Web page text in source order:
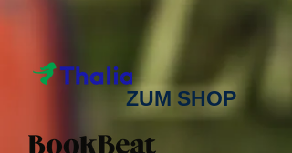
ZUM SHOP